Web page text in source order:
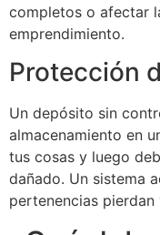
completos o afectar
emprendimiento.
Protección
Un depósito sin
almacenamiento en
tus cosas y luego
dañado. Un sistema
pertenencias